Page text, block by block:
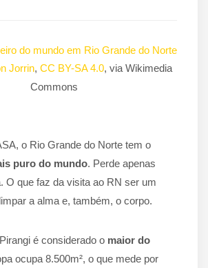
Jorrin, CC BY-SA 4.0, via Wikimedia
Commons
o Rio Grande do Norte tem o
puro do mundo. Perde apenas
O que faz da visita ao RN ser um
a alma e, também, o corpo.
é considerado o maior do
ocupa 8.500m², o que mede por